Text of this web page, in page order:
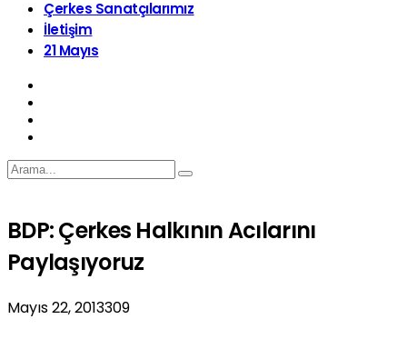
Çerkes Sanatçılarımız
İletişim
21 Mayıs
BDP: Çerkes Halkının Acılarını
Paylaşıyoruz
Mayıs 22, 2013309